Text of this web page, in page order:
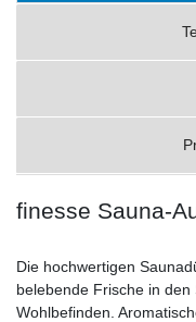
finesse Sauna-
Die hochwertigen
belebende Frische in
Wohlbefinden.